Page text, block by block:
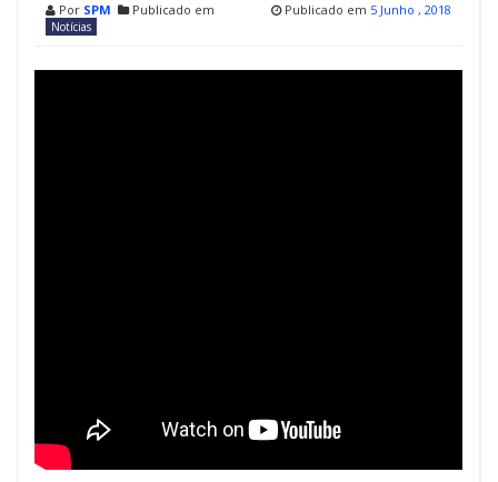
Por SPM Publicado em
Notícias
Publicado em 5 Junho , 2018